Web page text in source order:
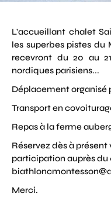
L'accueillant chalet
les superbes pistes du
recevront du 20 au
nordiques parisiens...
Déplacement organisé
Transport en
Repas à la ferme
Réservez dès à
participation auprès du
Merci.